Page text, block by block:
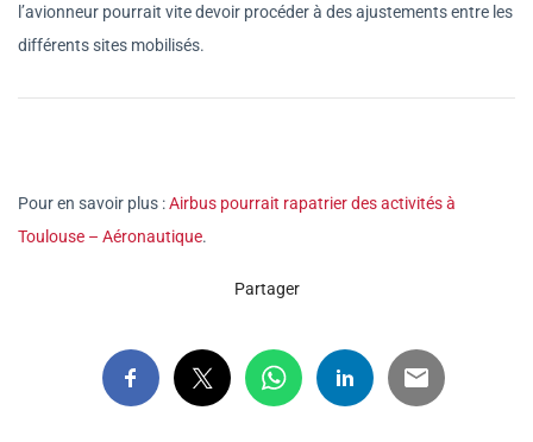
l’avionneur pourrait vite devoir procéder à des ajustements entre les
différents sites mobilisés.
Pour en savoir plus :Airbus pourrait rapatrier des activités à
Toulouse – Aéronautique.
Partager